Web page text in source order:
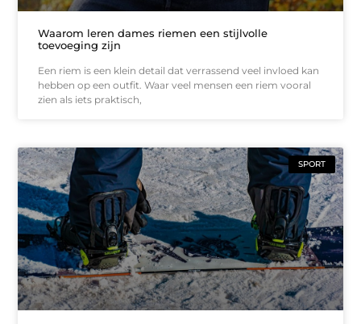
Waarom leren dames riemen een stijlvolle
toevoeging zijn
Een riem is een klein detail dat verrassend veel invloed kan
hebben op een outfit. Waar veel mensen een riem vooral
zien als iets praktisch,
SPORT